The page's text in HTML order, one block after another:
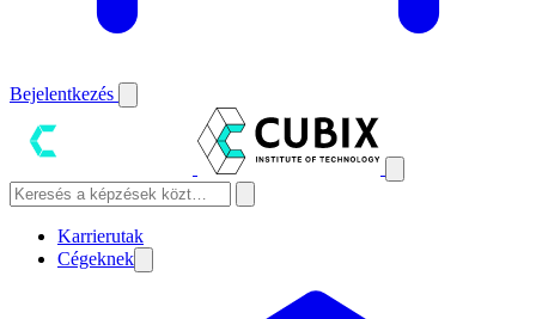
Bejelentkezés
Karrierutak
Cégeknek